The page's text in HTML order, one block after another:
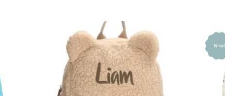
New!